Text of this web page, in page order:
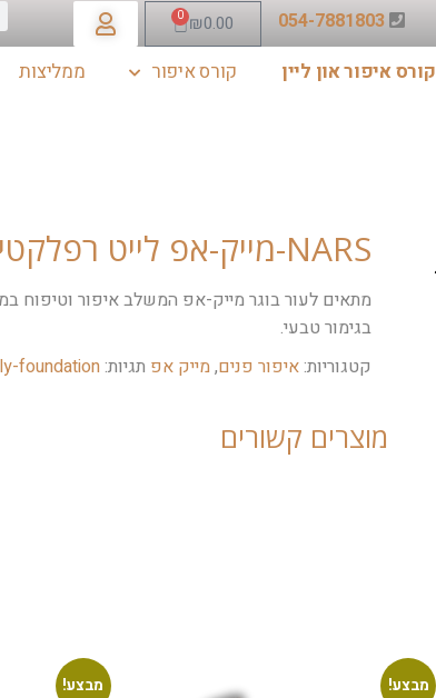
054-7881803
₪0.00
0
קורס איפור און ליין קורס איפור ממליצות
NARS-מייק-אפ לייט רפלקטינג
מתאים לעור בוגר מייק-אפ המשלב איפור וטיפוח
בגימור טבעי.
קטגוריות:איפור פנים,מייק אפ תגיות:foundation
מוצרים קשורים
מבצע! מבצע!